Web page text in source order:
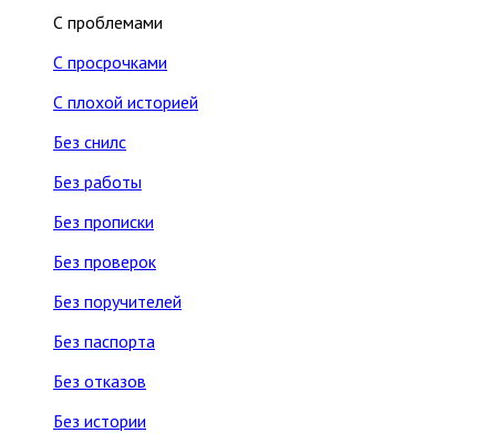
С проблемами
С просрочками
С плохой историей
Без снилс
Без работы
Без прописки
Без проверок
Без поручителей
Без паспорта
Без отказов
Без истории